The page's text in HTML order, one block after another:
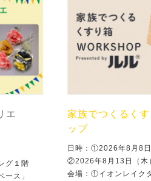
エ
グ１階
ース」
家族でつくるく
ップ
日時：①2026年8月8
②2026年8月13日（木
会場：①イオンレイ